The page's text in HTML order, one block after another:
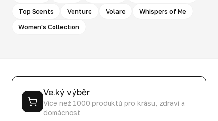
Top Scents
Venture Volare
Whispers of Me
Women's Collection
Velký výběr
Více než 1000 produktů pro krásu, zdraví a
domácnost